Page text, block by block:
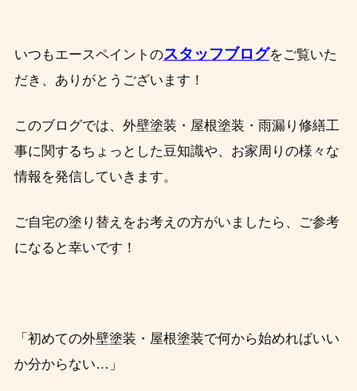
いつもエースペイントのスタッフブログをご覧いた
だき、ありがとうございます！
このブログでは、外壁塗装・屋根塗装・雨漏り修繕工
事に関するちょっとした豆知識や、お家周りの様々な
情報を発信していきます。
ご自宅の塗り替えをお考えの方がいましたら、ご参考
になると幸いです！
「初めての外壁塗装・屋根塗装で何から始めればいい
か分からない…」